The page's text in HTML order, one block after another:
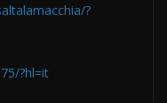
?
?hl=it